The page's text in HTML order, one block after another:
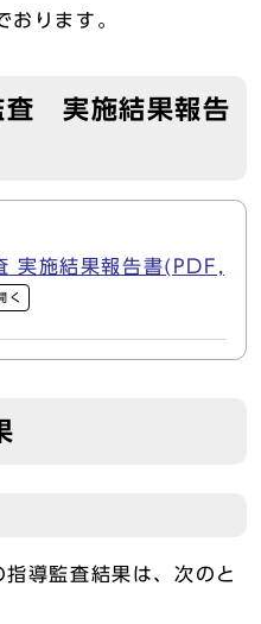
おります。
査 実施結果報告
実施結果報告書(PDF,
く
導監査結果は、次のと